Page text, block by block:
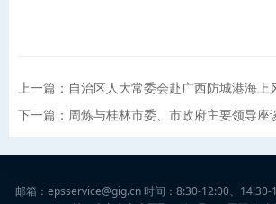
上一篇：自治区人大常委会赴广西防城港海上
下一篇：周炼与桂林市委、市政府主要领导座
邮箱：epsservice@gig.cn 时间：8:30-12:00、14:30-